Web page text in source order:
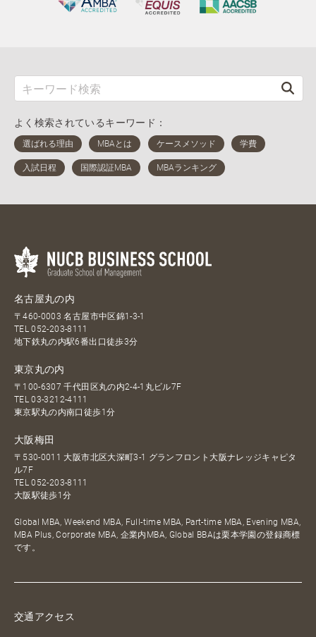
よく検索されているキーワード：
名古屋丸の内
〒460-0003 名古屋市中区錦1-3-1
TEL052-203-8111
地下鉄丸の内駅6番出口徒歩3分
東京丸の内
〒100-6307 千代田区丸の内2-4-1丸ビル7F
TEL03-3212-4111
東京駅丸の内南口徒歩1分
大阪梅田
〒530-0011 大阪市北区大深町3-1 グランフロント大阪ナレッジキャピタ
ル7F
TEL052-203-8111
大阪駅徒歩1分
Global MBA, Weekend MBA, Full-time MBA, Part-time MBA, Evening MBA,
MBA Plus, Corporate MBA, 企業内MBA, Global BBAは栗本学園の登録商標
です。
交通アクセス